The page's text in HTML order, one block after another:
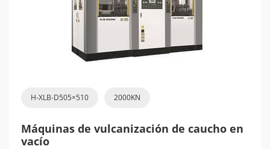
H-XLB-D505×510 2000KN
Máquinas de vulcanización de caucho en
vacío